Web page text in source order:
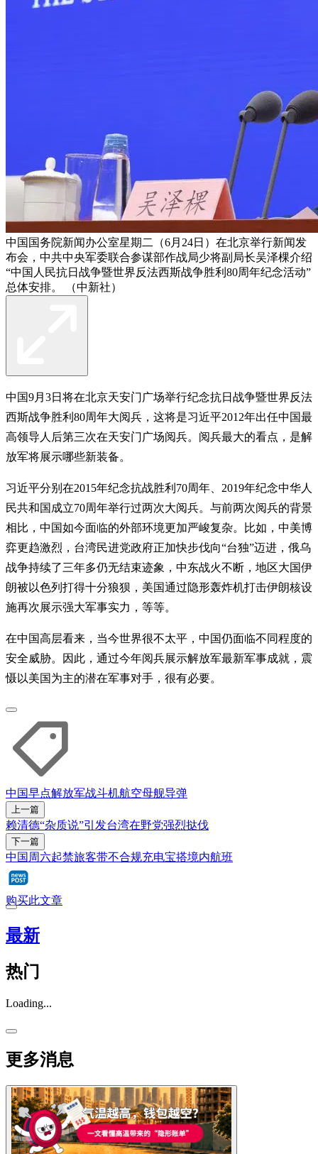
中国国务院新闻办公室星期二（6月24日）在北京举行新闻发
布会，中共中央军委联合参谋部作战局少将副局长吴泽棵介绍
“中国人民抗日战争暨世界反法西斯战争胜利80周年纪念活动”
总体安排。 （中新社）
中国9月3日将在北京天安门广场举行纪念抗日战争暨世界反法
西斯战争胜利80周年大阅兵，这将是习近平2012年出任中国最
高领导人后第三次在天安门广场阅兵。阅兵最大的看点，是解
放军将展示哪些新装备。
习近平分别在2015年纪念抗战胜利70周年、2019年纪念中华人
民共和国成立70周年举行过两次大阅兵。与前两次阅兵的背景
相比，中国如今面临的外部环境更加严峻复杂。比如，中美博
弈更趋激烈，台湾民进党政府正加快步伐向“台独”迈进，俄乌
战争持续了三年多仍无结束迹象，中东战火不断，地区大国伊
朗被以色列打得十分狼狈，美国通过隐形轰炸机打击伊朗核设
施再次展示强大军事实力，等等。
在中国高层看来，当今世界很不太平，中国仍面临不同程度的
安全威胁。因此，通过今年阅兵展示解放军最新军事成就，震
慑以美国为主的潜在军事对手，很有必要。
中国早点解放军战斗机航空母舰导弹
上一篇
赖清德“杂质说”引发台湾在野党强烈挞伐
下一篇
中国周六起禁旅客带不合规充电宝搭境内航班
购买此文章
最新
热门
Loading...
更多消息